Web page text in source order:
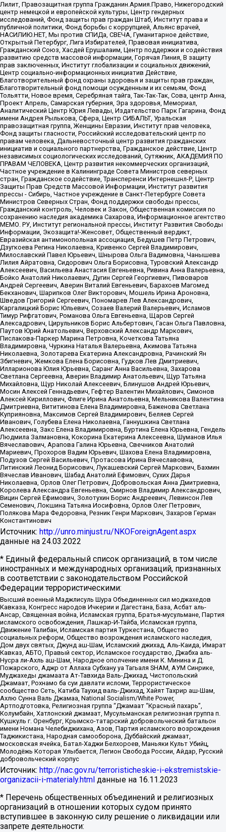
Лилит, Правозащитная группа Гражданин.Армия.Право, Нижегородский
центр немецкой и европейской культуры, Центр гендерных
исследований, Фонд защиты прав граждан Штаб, Институт права и
публичной политики, Фонд борьбы с коррупцией, Альянс врачей,
НАСИЛИЮ.НЕТ, Мы против СПИДа, СВЕЧА, Гуманитарное действие,
Открытый Петербург, Лига Избирателей, Правовая инициатива,
Гражданский Союз, Хасдей Ерушалаим, Центр поддержки и содействия
развитию средств массовой информации, Горячая Линия, В защиту
прав заключенных, Институт глобализации и социальных движений,
Центр социально-информационных инициатив Действие,
Благотворительный фонд охраны здоровья и защиты прав граждан,
Благотворительный фонд помощи осужденным и их семьям, Фонд
Тольятти, Новое время, Серебряная тайга, Так-Так-Так, Сова, центр Анна,
Проект Апрель, Самарская губерния, Эра здоровья, Мемориал,
Аналитический Центр Юрия Левады, Издательство Парк Гагарина, Фонд
имени Андрея Рылькова, Сфера, Центр СИБАЛЬТ, Уральская
правозащитная группа, Женщины Евразии, Институт прав человека,
Фонд защиты гласности, Российский исследовательский центр по
правам человека, Дальневосточный центр развития гражданских
инициатив и социального партнерства, Гражданское действие, Центр
независимых социологических исследований, Сутяжник, АКАДЕМИЯ ПО
ПРАВАМ ЧЕЛОВЕКА, Центр развития некоммерческих организаций,
Частное учреждение в Калининграде Совета Министров северных
стран, Гражданское содействие, Трансперенси Интернешнл-Р, Центр
Защиты Прав Средств Массовой Информации, Институт развития
прессы - Сибирь, Частное учреждение в Санкт-Петербурге Совета
Министров Северных Стран, Фонд поддержки свободы прессы,
Гражданский контроль, Человек и Закон, Общественная комиссия по
сохранению наследия академика Сахарова, Информационное агентство
МЕМО. РУ, Институт региональной прессы, Институт Развития Свободы
Информации, Экозащита!-Женсовет, Общественный вердикт,
Евразийская антимонопольная ассоциация, Бедушев Петр Петрович,
Дзугкоева Регина Николаевна, Кривенко Сергей Владимирович,
Милославский Павел Юрьевич, Шнырова Ольга Вадимовна, Чанышева
Лилия Айратовна, Сидорович Ольга Борисовна, Туровский Александр
Алексеевич, Васильева Анастасия Евгеньевна, Ривина Анна Валерьевна,
Бойко Анатолий Николаевич, Дугин Сергей Георгиевич, Пивоваров
Андрей Сергеевич, Аверин Виталий Евгеньевич, Барахоев Магомед
Бекханович, Шарипков Олег Викторович, Мошель Ирина Ароновна,
Шведов Григорий Сергеевич, Пономарев Лев Александрович,
Каргалицкий Борис Юльевич, Созаев Валерий Валерьевич, Исламов
Тимур Рифгатович, Романова Ольга Евгеньевна, Щаров Сергей
Алексадрович, Цирульников Борис Альбертович, Гасан Ольга Павловна,
Паутов Юрий Анатольевич, Верховский Александр Маркович,
Пислакова-Паркер Марина Петровна, Кочеткова Татьяна
Владимировна, Чуркина Наталья Валерьевна, Акимова Татьяна
Николаевна, Золотарева Екатерина Александровна, Рачинский Ян
Збигневич, Жемкова Елена Борисовна, Гудков Лев Дмитриевич,
Илларионова Юлия Юрьевна, Саранг Анна Васильевна, Захарова
Светлана Сергеевна, Аверин Владимир Анатольевич, Щур Татьяна
Михайловна, Щур Николай Алексеевич, Блинушов Андрей Юрьевич,
Мосин Алексей Геннадьевич, Гефтер Валентин Михайлович, Симонов
Алексей Кириллович, Флиге Ирина Анатольевна, Мельникова Валентина
Дмитриевна, Вититинова Елена Владимировна, Баженова Светлана
Куприяновна, Максимов Сергей Владимирович, Беляев Сергей
Иванович, Голубева Елена Николаевна, Ганнушкина Светлана
Алексеевна, Закс Елена Владимировна, Буртина Елена Юрьевна, Гендель
Людмила Залмановна, Кокорина Екатерина Алексеевна, Шуманов Илья
Вячеславович, Арапова Галина Юрьевна, Свечников Анатолий
Мариевич, Прохоров Вадим Юрьевич, Шахова Елена Владимировна,
Подузов Сергей Васильевич, Протасова Ирина Вячеславовна,
Литинский Леонид Борисович, Лукашевский Сергей Маркович, Бахмин
Вячеслав Иванович, Шабад Анатолий Ефимович, Сухих Дарья
Николаевна, Орлов Олег Петрович, Добровольская Анна Дмитриевна,
Королева Александра Евгеньевна, Смирнов Владимир Александрович,
Вицин Сергей Ефимович, Золотухин Борис Андреевич, Левинсон Лев
Семенович, Локшина Татьяна Иосифовна, Орлов Олег Петрович,
Полякова Мара Федоровна, Резник Генри Маркович, Захаров Герман
Константинович
Источник: http://unro.minjust.ru/NKOForeignAgent.aspx
данные на 24.03.2022
* Единый федеральный список организаций, в том числе
иностранных и международных организаций, признанных
в соответствии с законодательством Российской
Федерации террористическими:
Высший военный Маджлисуль Шура Объединенных сил моджахедов
Кавказа, Конгресс народов Ичкерии и Дагестана, База, Асбат аль-
Ансар, Священная война, Исламская группа, Братья-мусульмане, Партия
исламского освобождения, Лашкар-И-Тайба, Исламская группа,
Движение Талибан, Исламская партия Туркестана, Общество
социальных реформ, Общество возрождения исламского наследия,
Дом двух святых, Джунд аш-Шам, Исламский джихад, Аль-Каида, Имарат
Кавказ, АБТО, Правый сектор, Исламское государство, Джабха аль-
Нусра ли-Ахль аш-Шам, Народное ополчение имени К. Минина и Д.
Пожарского, Аджр от Аллаха Субхану уа Тагьаля SHAM, АУМ Синрике,
Муджахеды джамаата Ат-Тавхида Валь-Джихад, Чистопольский
Джамаат, Рохнамо ба суи давлати исломи, Террористическое
сообщество Сеть, Катиба Таухид валь-Джихад, Хайят Тахрир аш-Шам,
Ахлю Сунна Валь Джамаа, National Socialism/White Power,
Артподготовка, Религиозная группа “Джамаат “Красный пахарь”,
Колумбайн, Хатлонский джамаат, Мусульманская религиозная группа п.
Кушкуль г. Оренбург, Крымско-татарский добровольческий батальон
имени Номана Челебиджихана, Азов, Партия исламского возрождения
Таджикистана, Народная самооборона, Дуббайский джамаат,
московская ячейка, Батал-Хаджи Белхороев, Маньяки Культ Убийц,
Молодёжь Которая Улыбается, Легион Свобода России, Айдар, Русский
добровольческий корпус
Источник: http://nac.gov.ru/terroristicheskie-i-ekstremistskie-
organizacii-i-materialy.html данные на 16.11.2023
* Перечень общественных объединений и религиозных
организаций в отношении которых судом принято
вступившее в законную силу решение о ликвидации или
запрете деятельности: